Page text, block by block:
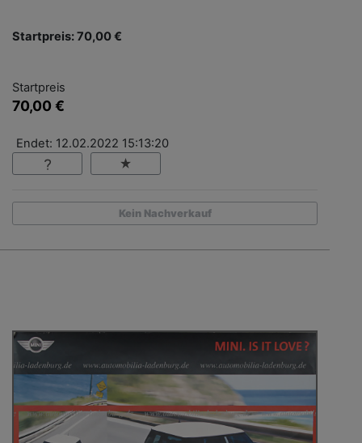
Startpreis: 70,00 €
Startpreis
70,00 €
Endet: 12.02.2022 15:13:20
Kein Nachverkauf